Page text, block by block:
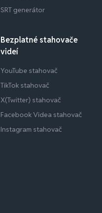
SRT generátor
Bezplatné stahovače
videí
YouTube stahovač
TikTok stahovač
X(Twitter) stahovač
Facebook Videa stahovač
Instagram stahovač